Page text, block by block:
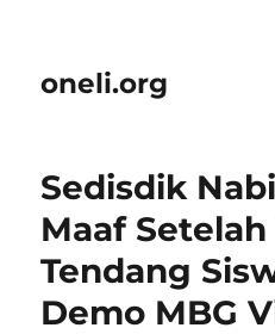
oneli.org
Sedisdik
Maaf
Tendang
Demo MBG